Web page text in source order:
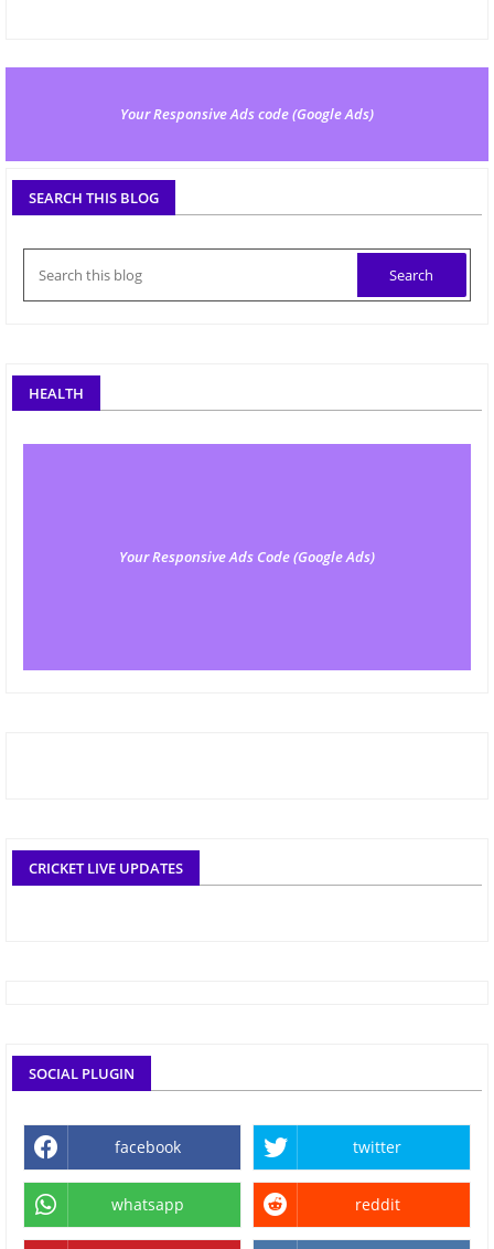
Your Responsive Ads code (Google Ads)
SEARCH THIS BLOG
HEALTH
Your Responsive Ads Code (Google Ads)
CRICKET LIVE UPDATES
SOCIAL PLUGIN
facebook twitter
whatsapp reddit